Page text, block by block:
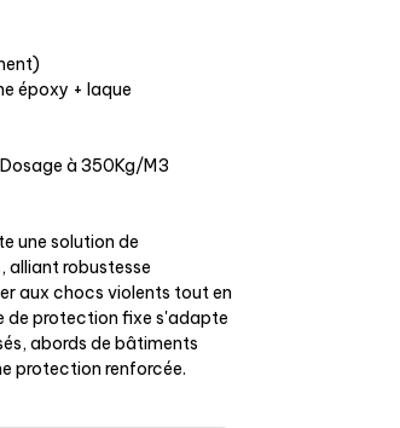
époxy + laque
Dosage à 350Kg/M3
une solution de
alliant robustesse
aux chocs violents tout en
de protection fixe s'adapte
abords de bâtiments
protection renforcée.